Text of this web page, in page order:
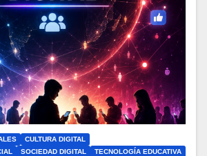
CULTURA DIGITAL
SOCIEDAD DIGITAL TECNOLOGÍA EDUCATIVA